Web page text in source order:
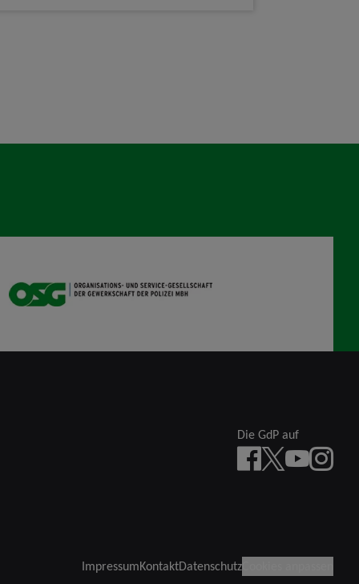
OSG
Die GdP auf
Facebook
X YouTube
ImpressumKontaktDatenschutz